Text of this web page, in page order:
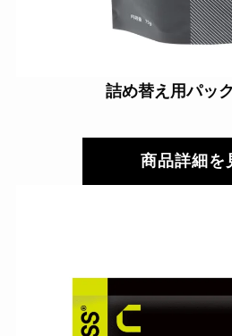
詰め替え用パッ
商品詳細を